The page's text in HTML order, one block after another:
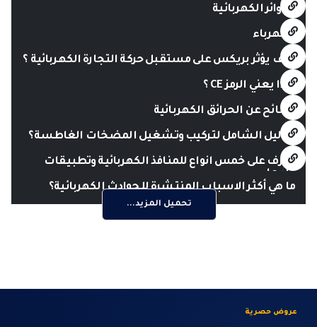
الدوائر الكهربائية
الكهرباء
كيف يؤثر بريكس على مستقبل حركة التجارة الكهربائية ؟
ماذا يعني الرمز CE ؟
نصائح عن الحرائق الكهربائية
الدليل الشامل لتركيب وتشغيل المضخات الغاطسة؟
تعرف على خمس انواع للمنافذ الكهربائية وتطبيقات
عليها
ما هي أكثر الاسباب المنتشرة للحوادث الكهربائية؟
تحميل المزيد...
عروض حصرية